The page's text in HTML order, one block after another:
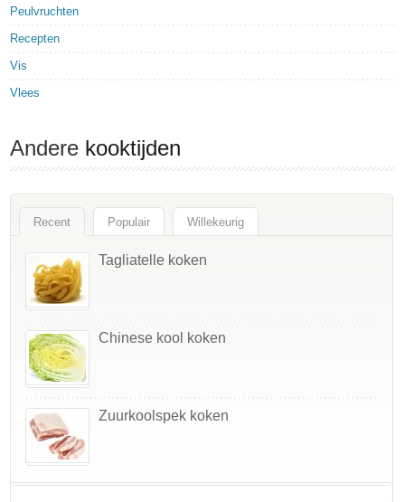
Peulvruchten
Recepten
Vis
Vlees
Andere kooktijden
Recent Populair Willekeurig
Tagliatelle koken
Chinese kool koken
Zuurkoolspek koken